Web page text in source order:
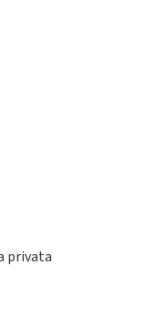
privata